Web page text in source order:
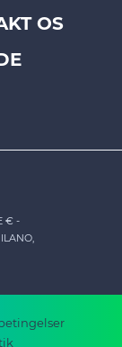
OS
€ -